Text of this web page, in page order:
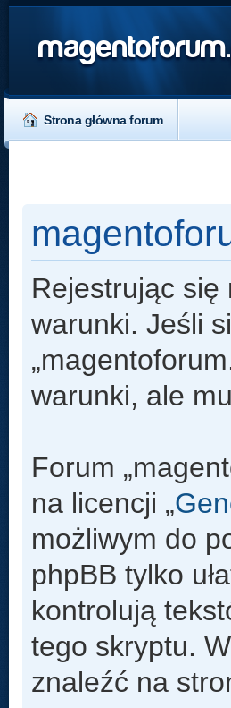
Strona główna forum
Rejestrując się
warunki. Jeśli
warunki, ale
Forum
na licencji „
możliwym do
phpBB tylko
kontrolują
tego skryptu.
znaleźć na